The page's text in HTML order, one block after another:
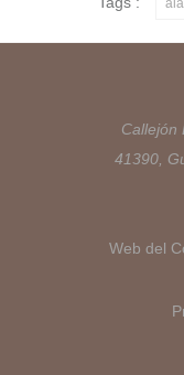
Callejón
41390,
Web del